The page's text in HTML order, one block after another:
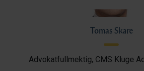
Tomas Skare
Advokatfullmektig, CMS Kluge